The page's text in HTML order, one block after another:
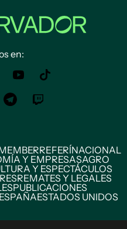
en:
REFERÍNACIONAL
Y EMPRESASAGRO
Y ESPECTÁCULOS
REMATES Y LEGALES
PUBLICACIONES
ESPAÑAESTADOS UNIDOS